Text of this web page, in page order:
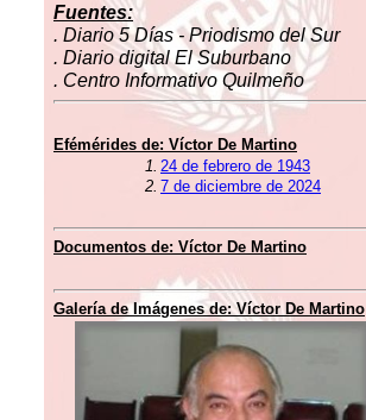
Fuentes:
. Diario 5 Días - Priodismo del Sur
. Diario digital El Suburbano
. Centro Informativo Quilmeño
Efémérides de: Víctor De Martino
1. 24 de febrero de 1943
2. 7 de diciembre de 2024
Documentos de: Víctor De Martino
Galería de Imágenes de:Víctor De Martino